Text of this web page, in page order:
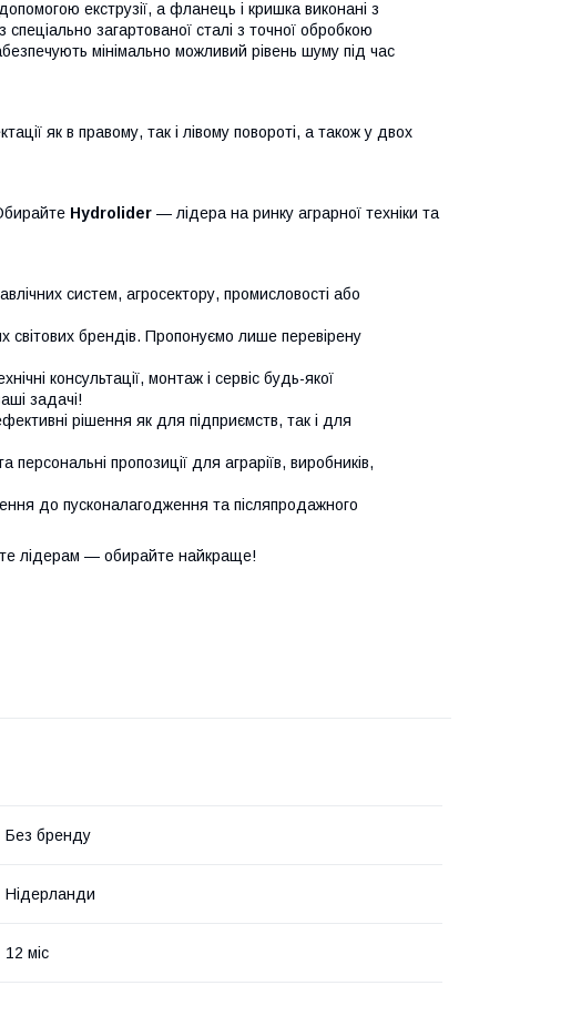
екструзії, а фланець і кришка виконані з
загартованої сталі з точної обробкою
мінімально можливий рівень шуму під час
як в правому, так і лівому повороті, а також у двох
Hydrolider — лідера на ринку аграрної техніки та
систем, агросектору, промисловості або
світових брендів. Пропонуємо лише перевірену
консультації, монтаж і сервіс будь-якої
задачі!
рішення як для підприємств, так і для
пропозиції для аграріїв, виробників,
до пусконалагодження та післяпродажного
лідерам — обирайте найкраще!
Без бренду
Нідерланди
12 міс